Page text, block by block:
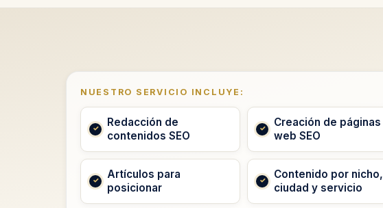
NUESTRO SERVICIO INCLUYE:
Redacción de
contenidos SEO
Creación de páginas
web SEO
Artículos para
posicionar
Contenido por nicho,
ciudad y servicio